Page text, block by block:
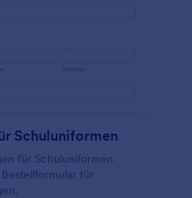
Schuluniformen
für Schuluniformen
für